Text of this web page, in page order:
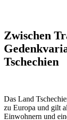
Zwischen
Tschechien
Das Land
zu Europa und gilt
Einwohnern und